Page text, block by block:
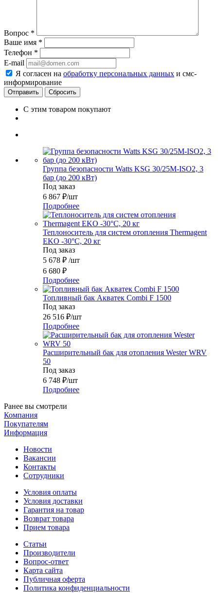
Вопрос *
Ваше имя *
Телефон *
E-mail
Я согласен на обработку персональных данных и смс-
информирование
Сбросить
С этим товаром покупают
Группа безопасности Watts KSG 30/25M-ISO2, 3
бар (до 200 кВт)
Под заказ
6 867 ₽/шт
Подробнее
Теплоноситель для систем отопления Thermagent
EKO -30°C, 20 кг
Под заказ
5 678 ₽ /шт
6 680 ₽
Подробнее
Топливный бак Акватек Combi F 1500
Под заказ
26 516 ₽/шт
Подробнее
Расширительный бак для отопления Wester WRV
50
Под заказ
6 748 ₽/шт
Подробнее
Ранее вы смотрели
Компания
Покупателям
Информация
Новости
Вакансии
Контакты
Сотрудники
Условия оплаты
Условия доставки
Гарантия на товар
Возврат товара
Прием товара
Статьи
Производители
Вопрос-ответ
Карта сайта
Публичная оферта
Политика конфиденциальности